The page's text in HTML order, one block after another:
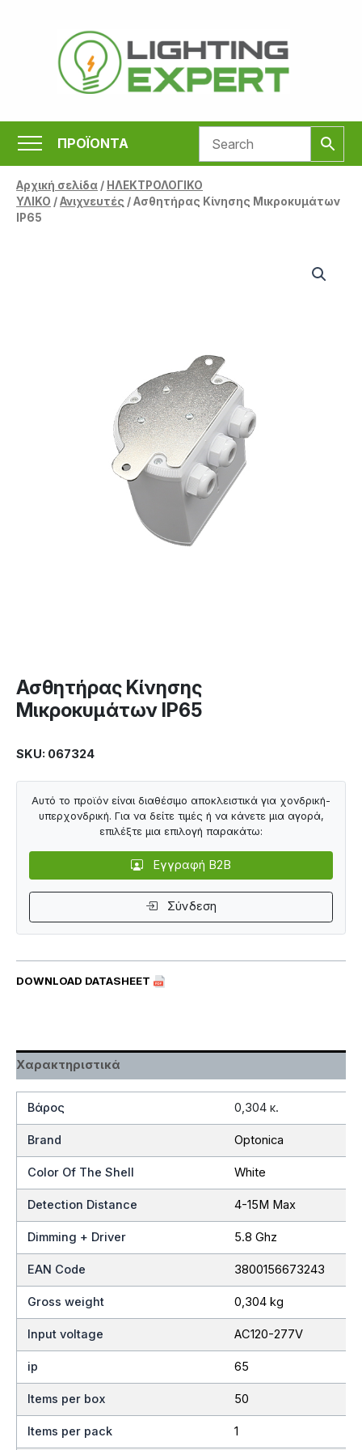
περιεχόμενο
ΠΡΟΪΟΝΤΑ
Αρχική σελίδα/ ΗΛΕΚΤΡΟΛΟΓΙΚΟ
ΥΛΙΚΟ /Ανιχνευτές / Ασθητήρας Κίνησης Μικροκυμάτων
IP65
Ασθητήρας Κίνησης
Μικροκυμάτων IP65
SKU: 067324
DOWNLOAD DATASHEET
Αυτό το προϊόν είναι διαθέσιμο αποκλειστικά για χονδρική-
υπερχονδρική. Για να δείτε τιμές ή να κάνετε μια αγορά,
επιλέξτε μια επιλογή παρακάτω:
Εγγραφή B2B
Σύνδεση
Χαρακτηριστικά
Βάρος 0,304 κ.
Brand Optonica
Color Of The Shell White
Detection Distance 4-15M Max
Dimming + Driver 5.8 Ghz
EAN Code 3800156673243
Gross weight 0,304 kg
Input voltage AC120-277V
ip 65
Items per box 50
Items per pack 1